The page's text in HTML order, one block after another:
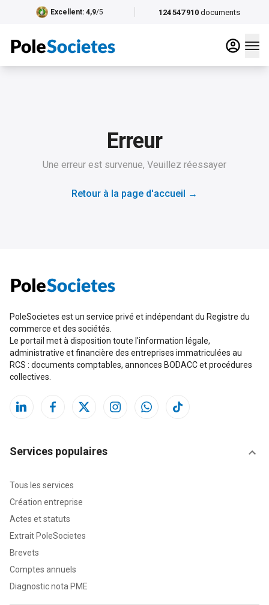
124 547 910 documents
Excellent: 4,9/5
Erreur
Une erreur est survenue, Veuillez réessayer
Retour à la page d'accueil →
PoleSocietes est un service privé et indépendant du Registre du
commerce et des sociétés.
Le portail met à disposition toute l'information légale,
administrative et financière des entreprises immatriculées au
RCS : documents comptables, annonces BODACC et procédures
collectives.
Services populaires
Tous les services
Création entreprise
Actes et statuts
Extrait PoleSocietes
Brevets
Comptes annuels
Diagnostic nota PME